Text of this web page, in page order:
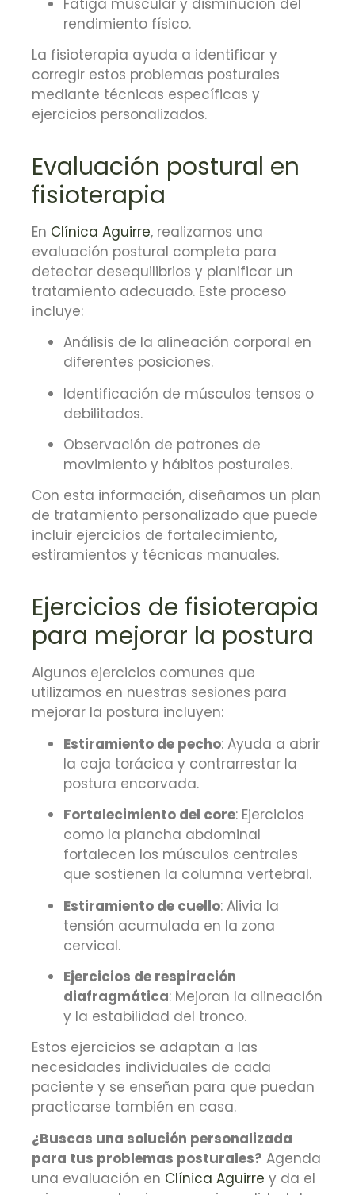
rendimiento físico.
La fisioterapia ayuda a identificar y
corregir estos problemas posturales
mediante técnicas específicas y
ejercicios personalizados.
Evaluación postural en
fisioterapia
En Clínica Aguirre, realizamos una
evaluación postural completa para
detectar desequilibrios y planificar un
tratamiento adecuado. Este proceso
incluye:
Análisis de la alineación corporal en
diferentes posiciones.
Identificación de músculos tensos o
debilitados.
Observación de patrones de
movimiento y hábitos posturales.
Con esta información, diseñamos un plan
de tratamiento personalizado que puede
incluir ejercicios de fortalecimiento,
estiramientos y técnicas manuales.
Ejercicios de fisioterapia
para mejorar la postura
Algunos ejercicios comunes que
utilizamos en nuestras sesiones para
mejorar la postura incluyen:
Estiramiento de pecho: Ayuda a abrir
la caja torácica y contrarrestar la
postura encorvada.
Fortalecimiento del core: Ejercicios
como la plancha abdominal
fortalecen los músculos centrales
que sostienen la columna vertebral.
Estiramiento de cuello: Alivia la
tensión acumulada en la zona
cervical.
Ejercicios de respiración
diafragmática: Mejoran la alineación
y la estabilidad del tronco.
Estos ejercicios se adaptan a las
necesidades individuales de cada
paciente y se enseñan para que puedan
practicarse también en casa.
¿Buscas una solución personalizada
para tus problemas posturales? Agenda
una evaluación en Clínica Aguirre y da el